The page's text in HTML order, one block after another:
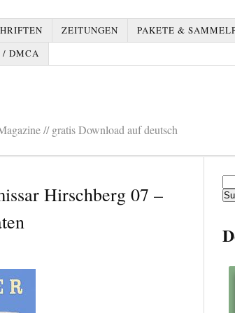
ZEITUNGEN PAKETE &
/ DMCA
// gratis Download auf deutsch
Hirschberg 07 –